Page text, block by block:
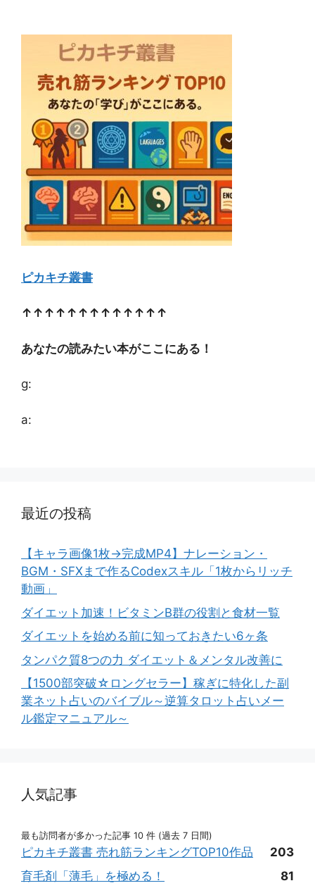
ピカキチ叢書
↑↑↑↑↑↑↑↑↑↑↑↑↑
あなたの読みたい本がここにある！
g:
a:
最近の投稿
【キャラ画像1枚→完成MP4】ナレーション・
BGM・SFXまで作るCodexスキル「1枚からリッチ
動画」
ダイエット加速！ビタミンB群の役割と食材一覧
ダイエットを始める前に知っておきたい6ヶ条
タンパク質8つの力 ダイエット＆メンタル改善に
【1500部突破☆ロングセラー】稼ぎに特化した副
業ネット占いのバイブル～逆算タロット占いメー
ル鑑定マニュアル～
人気記事
最も訪問者が多かった記事 10 件 (過去 7 日間)
ピカキチ叢書 売れ筋ランキングTOP10作品
203
育毛剤「薄毛」を極める！
81